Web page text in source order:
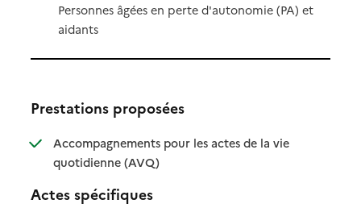
Personnes âgées en perte d'autonomie (PA) et
aidants
Prestations proposées
Accompagnements pour les actes de la vie
quotidienne (AVQ): disponible
: non disponible
Actes spécifiques